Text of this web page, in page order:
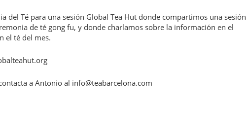
del Té para una sesión Global Tea Hut donde compartimos una sesión
de té gong fu, y donde charlamos sobre la información en el
el té del mes.
a Antonio al info@teabarcelona.com